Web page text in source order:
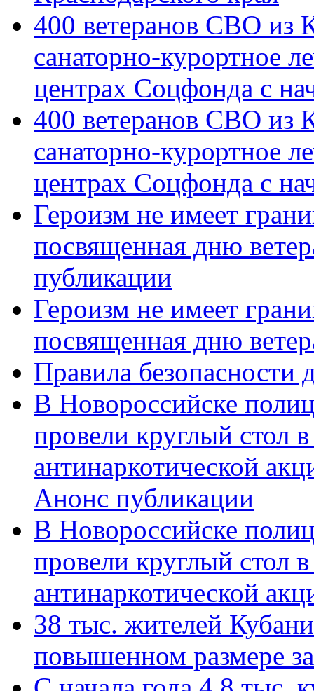
400 ветеранов СВО из
санаторно-курортное
центрах Соцфонда с
400 ветеранов СВО из
санаторно-курортное
центрах Соцфонда с
Героизм не имеет
посвященная дню
публикации
Героизм не имеет
посвященная дню
Правила безопасности
В Новороссийске
провели круглый стол
антинаркотической
Анонс публикации
В Новороссийске
провели круглый стол
антинаркотической
38 тыс. жителей
повышенном размере